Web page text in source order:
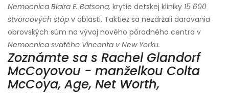
Nemocnica Blaira E. Batsona, krytie detskej kliniky 15 600
štvorcových stôp v oblasti. Taktiež sa nezdržali darovania
obrovských súm na vývoj nového pôrodného centra v
Nemocnica svätého Vincenta v New Yorku.
Zoznámte sa s Rachel Glandorf
McCoyovou - manželkou Colta
McCoya, Age, Net Worth,